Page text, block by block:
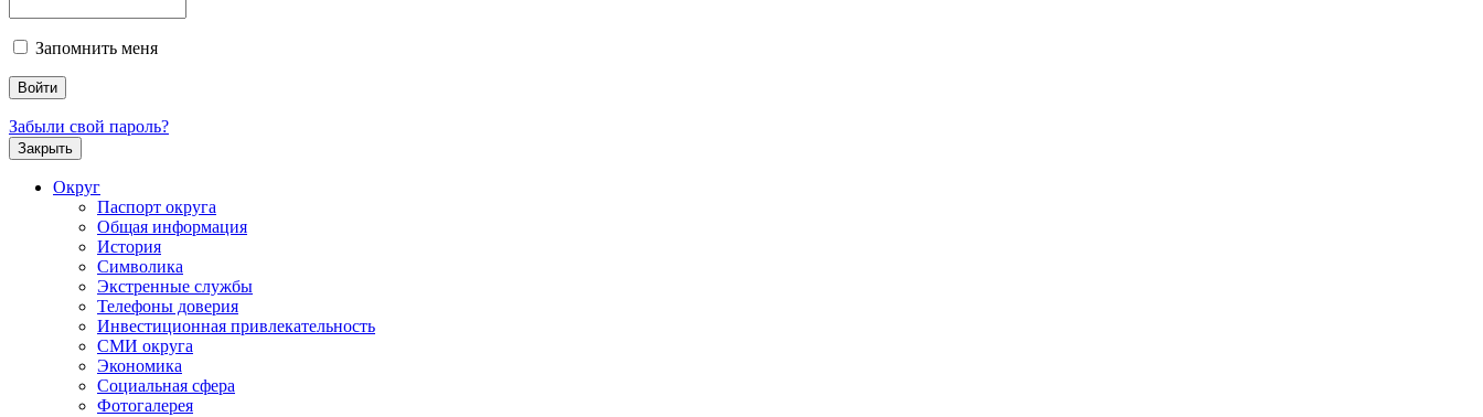
Запомнить меня
Забыли свой пароль?
Закрыть
Округ
Паспорт округа
Общая информация
История
Символика
Экстренные службы
Телефоны доверия
Инвестиционная привлекательность
СМИ округа
Экономика
Социальная сфера
Фотогалерея